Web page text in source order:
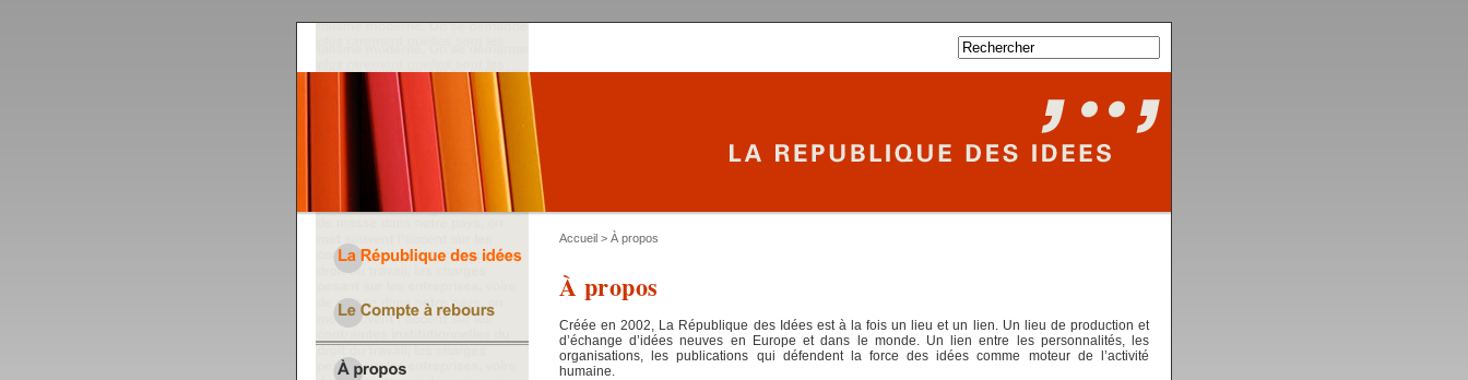
Accueil > À propos
À propos
Créée en 2002, La République des Idées est à la fois un lieu et un lien. Un lieu de production et
d’échange d’idées neuves en Europe et dans le monde. Un lien entre les personnalités, les
organisations, les publications qui défendent la force des idées comme moteur de l’activité
humaine.